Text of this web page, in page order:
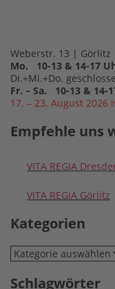
Weberstr. 13 | Görlitz
Mo. 10-13 & 14-17
Di.+Mi.+Do.
Fr. – Sa. 10-13 & 14-
17. – 23. August 2026
Empfehle uns
VITA REGIA
VITA REGIA Görlitz
Kategorien
Kategorien
Schlagwörter